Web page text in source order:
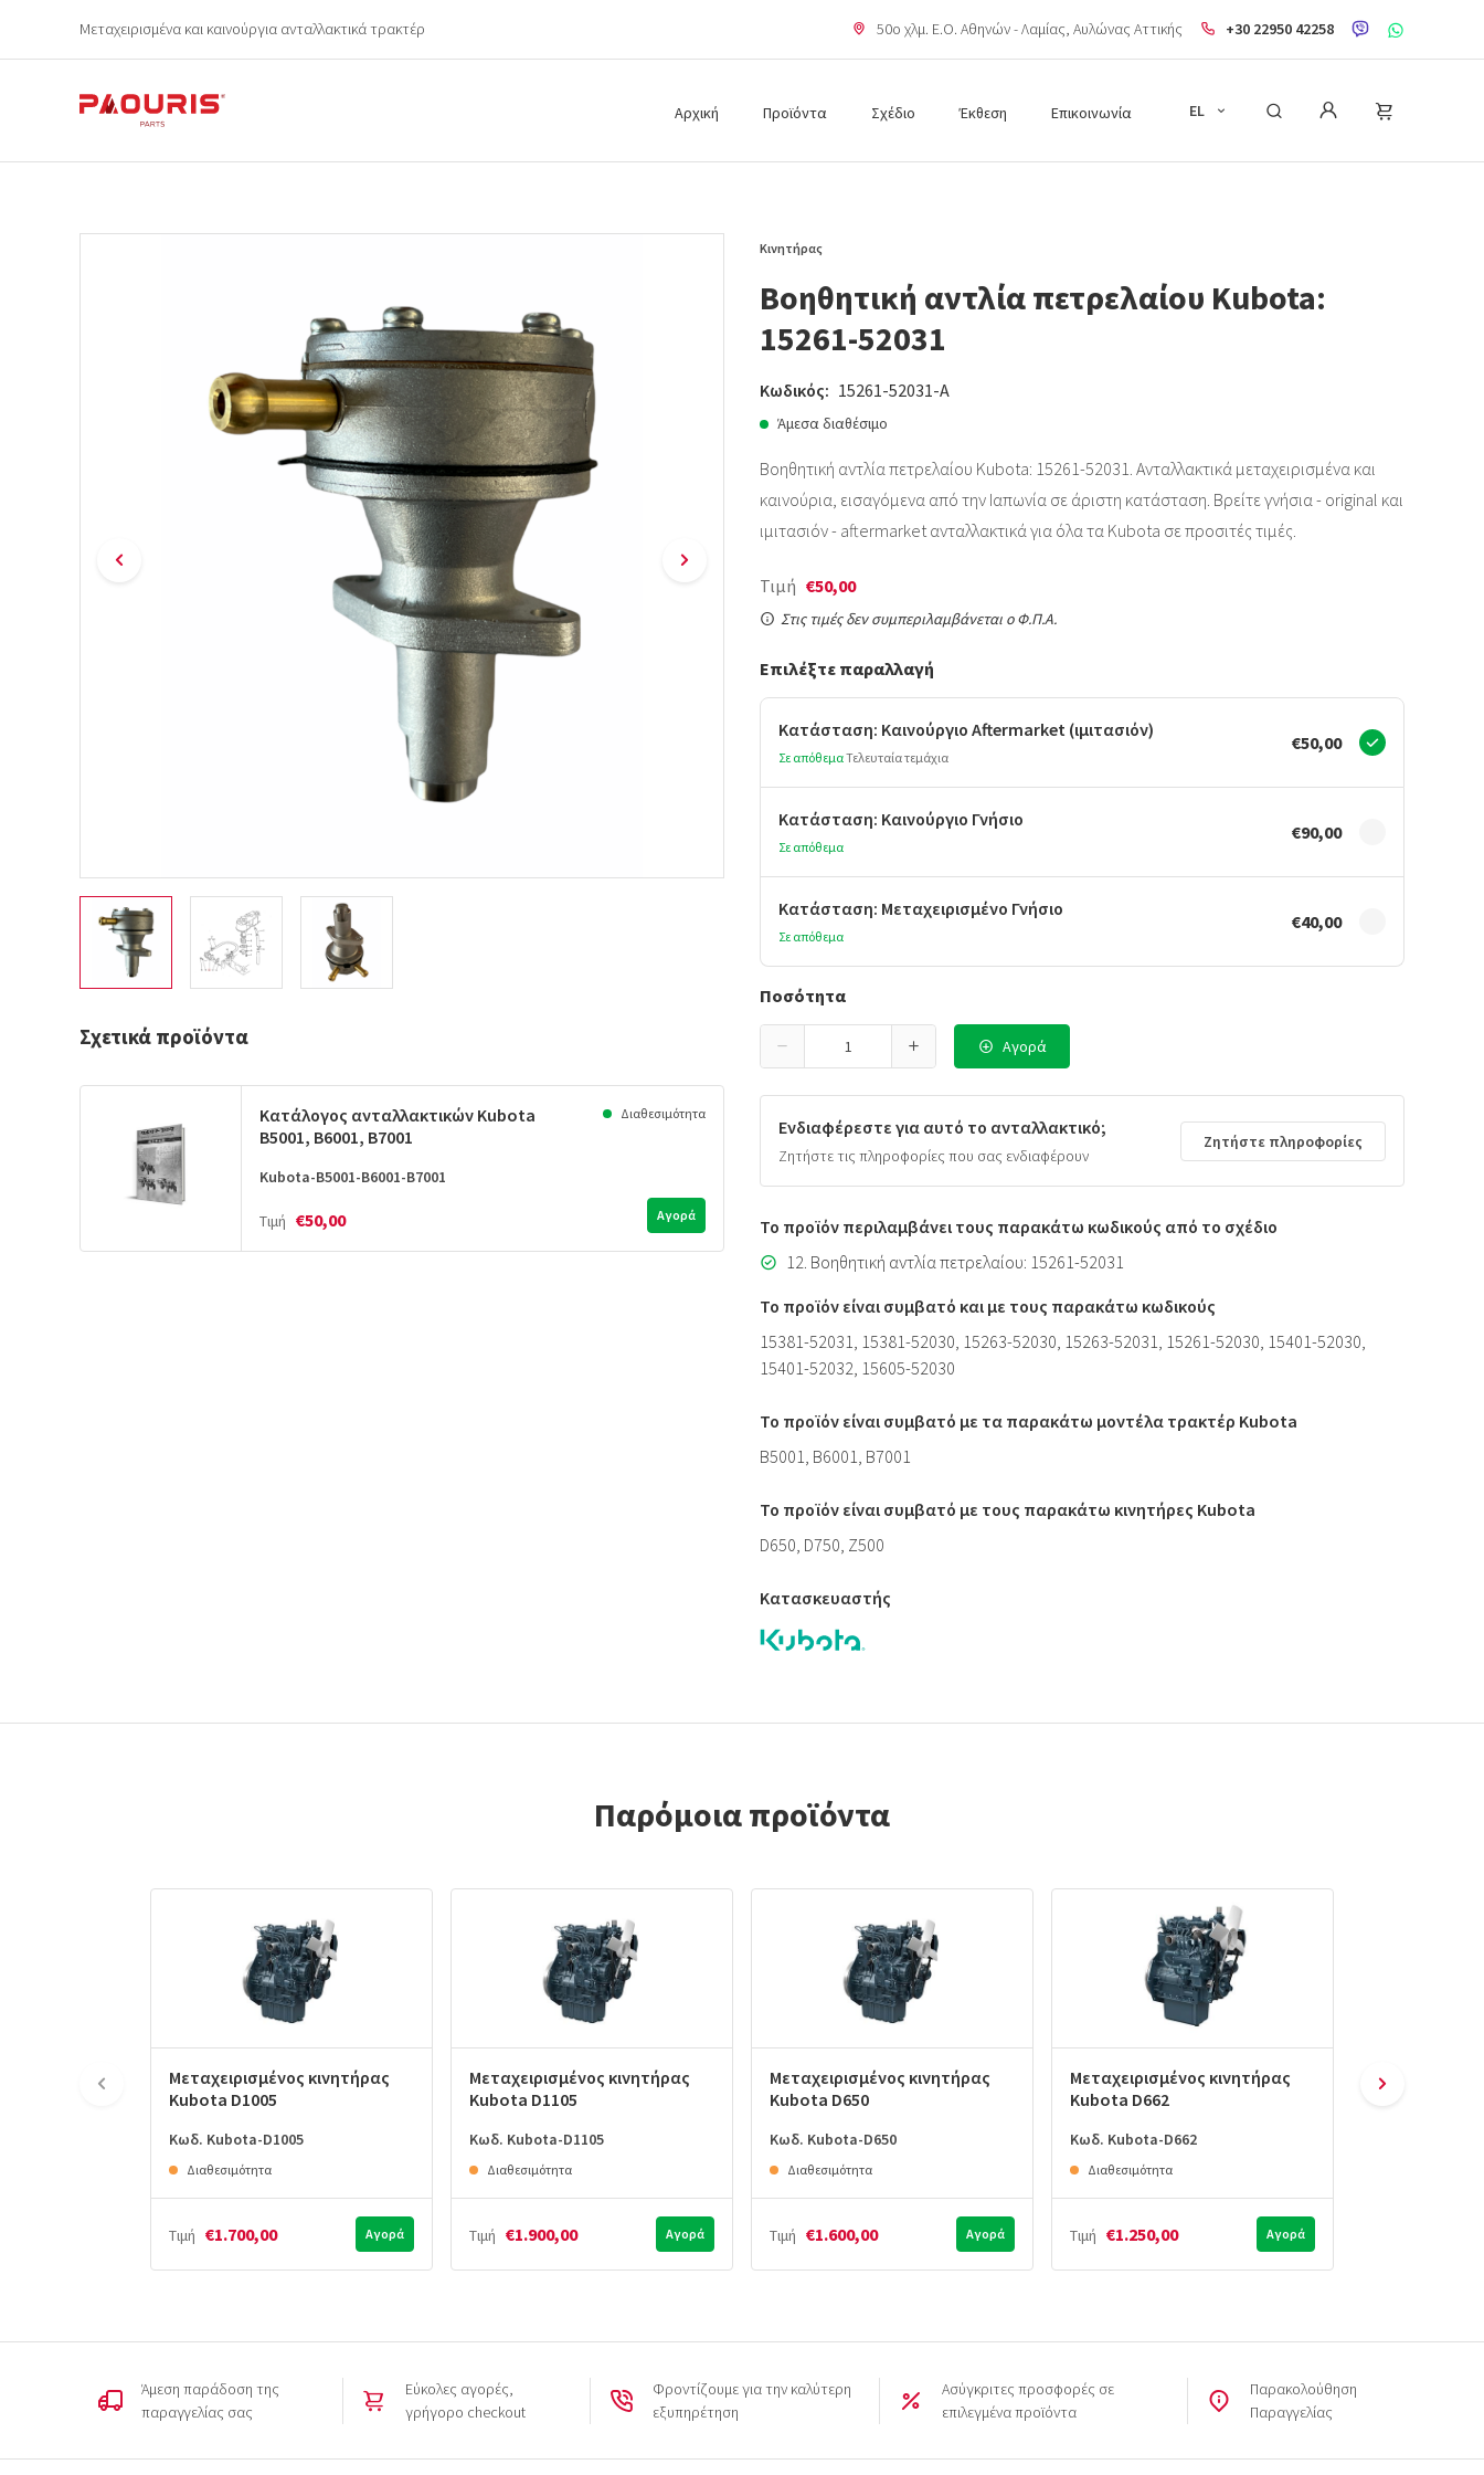
Μεταχειρισμένα και καινούργια ανταλλακτικά τρακτέρ 50o χλμ. Ε.Ο. Αθηνών - Λαμίας, Aυλώνας Αττικής +30 22950 42258
Αρχική Προϊόντα Σχέδιο Έκθεση Επικοινωνία EL
Σχετικά προϊόντα
Κατάλογος ανταλλακτικών Kubota
B5001, B6001, B7001
Kubota-B5001-B6001-B7001
Τιμή €50,00
Διαθεσιμότητα
Αγορά
Κινητήρας
Βοηθητική αντλία πετρελαίου Kubota:
15261-52031
Κωδικός: 15261-52031-A
Άμεσα διαθέσιμο
Βοηθητική αντλία πετρελαίου Kubota: 15261-52031. Ανταλλακτικά μεταχειρισμένα και
καινούρια, εισαγόμενα από την Ιαπωνία σε άριστη κατάσταση. Βρείτε γνήσια - original και
ιμιτασιόν - aftermarket ανταλλακτικά για όλα τα Kubota σε προσιτές τιμές.
Τιμή €50,00
Στις τιμές δεν συμπεριλαμβάνεται ο Φ.Π.Α.
Επιλέξτε παραλλαγή
Κατάσταση: Καινούργιο Aftermarket (ιμιτασιόν)
Σε απόθεμαΤελευταία τεμάχια
€50,00
Κατάσταση: Καινούργιο Γνήσιο
Σε απόθεμα
€90,00
Κατάσταση: Μεταχειρισμένο Γνήσιο
Σε απόθεμα
€40,00
Ποσότητα
Αγορά
Ενδιαφέρεστε για αυτό το ανταλλακτικό;
Ζητήστε τις πληροφορίες που σας ενδιαφέρουν
Ζητήστε πληροφορίες
Το προϊόν περιλαμβάνει τους παρακάτω κωδικούς από το σχέδιο
12. Βοηθητική αντλία πετρελαίου: 15261-52031
Το προϊόν είναι συμβατό και με τους παρακάτω κωδικούς
15381-52031, 15381-52030, 15263-52030, 15263-52031, 15261-52030, 15401-52030,
15401-52032, 15605-52030
Το προϊόν είναι συμβατό με τα παρακάτω μοντέλα τρακτέρ Kubota
B5001, B6001, B7001
Το προϊόν είναι συμβατό με τους παρακάτω κινητήρες Kubota
D650, D750, Z500
Κατασκευαστής
Παρόμοια προϊόντα
Μεταχειρισμένος κινητήρας
Kubota D1005
Κωδ. Kubota-D1005
Διαθεσιμότητα
Τιμή €1.700,00 Αγορά
Μεταχειρισμένος κινητήρας
Kubota D1105
Κωδ. Kubota-D1105
Διαθεσιμότητα
Τιμή €1.900,00 Αγορά
Μεταχειρισμένος κινητήρας
Kubota D650
Κωδ. Kubota-D650
Διαθεσιμότητα
Τιμή €1.600,00 Αγορά
Μεταχειρισμένος κινητήρας
Kubota D662
Κωδ. Kubota-D662
Διαθεσιμότητα
Τιμή €1.250,00 Αγορά
Άμεση παράδοση της
παραγγελίας σας
Εύκολες αγορές,
γρήγορο checkout
Φροντίζουμε για την καλύτερη
εξυπηρέτηση
Ασύγκριτες προσφορές σε
επιλεγμένα προϊόντα
Παρακολούθηση
Παραγγελίας